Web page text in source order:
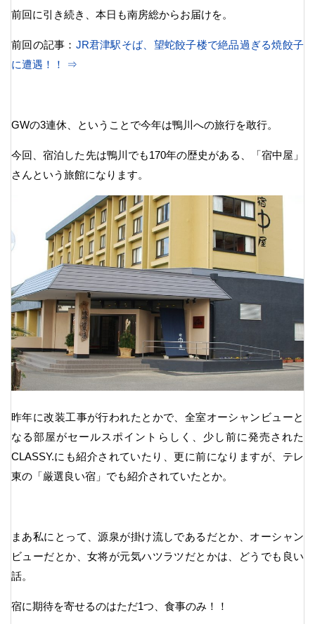
前回に引き続き、本日も南房総からお届けを。
前回の記事： JR君津駅そば、望蛇餃子楼で絶品過ぎる焼餃子
に遭遇！！ ⇒
GWの3連休、ということで今年は鴨川への旅行を敢行。
今回、宿泊した先は鴨川でも170年の歴史がある、「宿中屋」
さんという旅館になります。
昨年に改装工事が行われたとかで、全室オーシャンビューと
なる部屋がセールスポイントらしく、少し前に発売された
CLASSY.にも紹介されていたり、更に前になりますが、テレ
東の「厳選良い宿」でも紹介されていたとか。
まあ私にとって、源泉が掛け流しであるだとか、オーシャン
ビューだとか、女将が元気ハツラツだとかは、どうでも良い
話。
宿に期待を寄せるのはただ1つ、食事のみ！！